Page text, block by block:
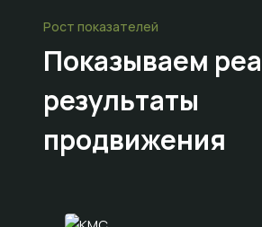
Рост показателей
Показываем
результаты
продвижения